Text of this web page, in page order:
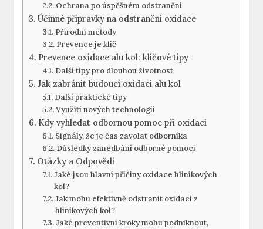
Ochrana po úspěšném odstranění
Účinné přípravky na odstranění oxidace
Přírodní metody
Prevence je klíč
Prevence oxidace alu kol: klíčové tipy
Další tipy pro dlouhou životnost
Jak zabránit budoucí oxidaci alu kol
Další praktické tipy
Využití nových technologií
Kdy vyhledat odbornou pomoc při oxidaci
Signály, že je čas zavolat odborníka
Důsledky zanedbání odborné pomoci
Otázky a Odpovědi
Jaké jsou hlavní příčiny oxidace hliníkových
kol?
Jak mohu efektivně odstranit oxidaci z
hliníkových kol?
Jaké preventivní kroky mohu podniknout,